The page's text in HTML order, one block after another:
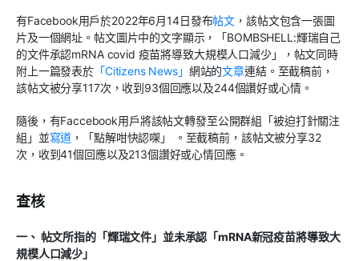
有Facebook用戶於2022年6月14日發布帖文 ，該帖文包含一張圖
片及一個網址。帖文圖片中的文字顯示，「BOMBSHELL:輝瑞自己
的文件承認mRNA covid 疫苗將導致大規模人口減少」，帖文同時
附上一篇發表於「Citizens News」 網站的文章連結。至截稿前，
該帖文被分享117次，收到93個回應以及244個讚好或心情。
隨後，有Faccebook用戶將該帖文轉發至公開群組「被迫打針關注
組」並寫道 ，「點解咁快認㗎」 。至截稿前，該帖文被分享32
次，收到41個回應以及213個讚好或心情回應。
查核
一、 帖文所指的「輝瑞文件」並未承認「mRNA新冠疫苗將導致大
規模人口減少」